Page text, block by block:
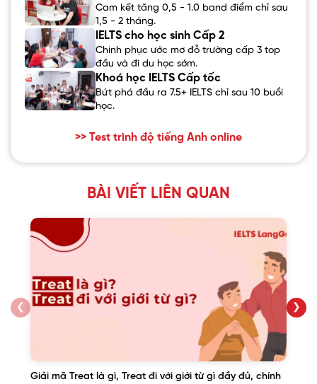
Cam kết tăng 0,5 - 1.0 band điểm chỉ sau
1,5 - 2 tháng.
IELTS cho học sinh Cấp 2
Chinh phục ước mơ đỗ trường cấp 3 top
đầu và đi du học sớm.
Khoá học IELTS Cấp tốc
Bứt phá đầu ra 7.5+ IELTS chỉ sau 10 buổi
học.
>> Test trình độ tiếng Anh online
BÀI VIẾT LIÊN QUAN
❮
Giải mã Treat là gì, Treat đi với giới từ gì đầy đủ, chính
❯